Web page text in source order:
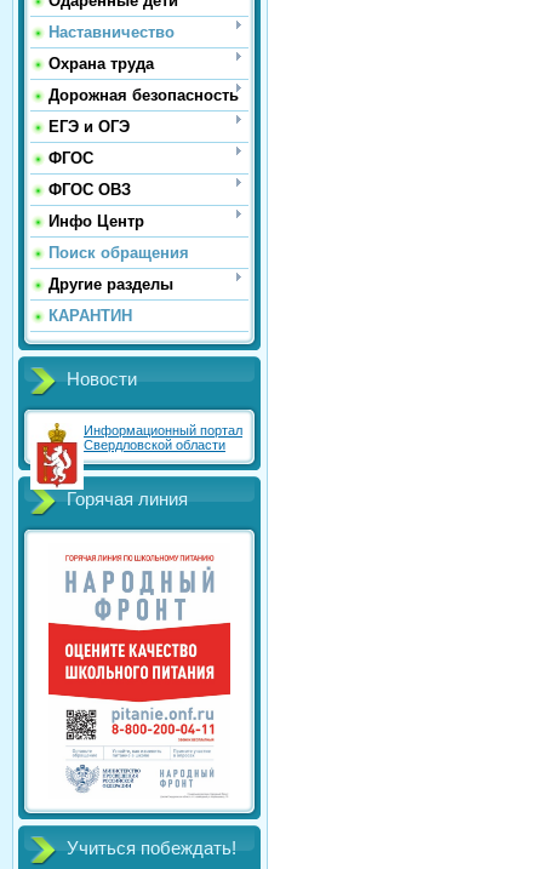
Наставничество
Охрана труда
Дорожная безопасность
ЕГЭ и ОГЭ
ФГОС
ФГОС ОВЗ
Инфо Центр
Поиск обращения
Другие разделы
КАРАНТИН
Новости
Информационный портал
Свердловской области
Горячая линия
Учиться побеждать!